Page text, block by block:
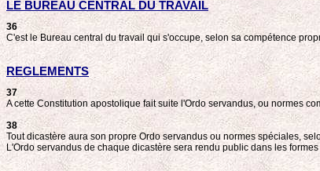
LE BUREAU CENTRAL DU TRAVAIL
36
C'est le Bureau central du travail qui s'occupe, selon sa compétence
REGLEMENTS
37
A cette Constitution apostolique fait suite l'Ordo servandus, ou normes
38
Tout dicastère aura son propre Ordo servandus ou normes spéciales,
L'Ordo servandus de chaque dicastère sera rendu public dans les